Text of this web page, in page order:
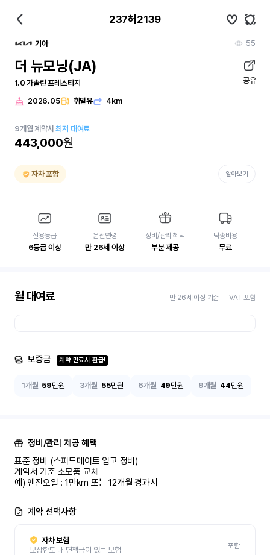
237허2139
기아 55
더 뉴모닝(JA)
1.0 가솔린 프레스티지 공유
2026.05 휘발유 4km
9개월 계약시최저 대여료
443,000원
자차 포함 알아보기
신용등급
6등급 이상
운전연령
만 26세 이상
정비/관리 혜택
부분 제공
탁송비용
무료
월 대여료 만 26세 이상 기준 VAT 포함
보증금 계약 만료시 환급!
1개월 59만원 3개월 55만원 6개월 49만원 9개월 44만원
정비/관리 제공 혜택
표준 정비 (스피드메이트 입고 정비)
계약서 기준 소모품 교체
예) 엔진오일 : 1만km 또는 12개월 경과시
계약 선택사항
자차 보험
보상한도 내 면책금이 있는 보험
포함